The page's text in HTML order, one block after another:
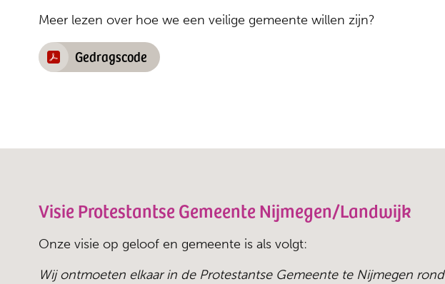
Meer lezen over hoe we een veilige gemeente willen zijn?
Gedragscode
Visie Protestantse Gemeente Nijmegen/Landwijk
Onze visie op geloof en gemeente is als volgt:
Wij ontmoeten elkaar in de Protestantse Gemeente te Nijmegen rond